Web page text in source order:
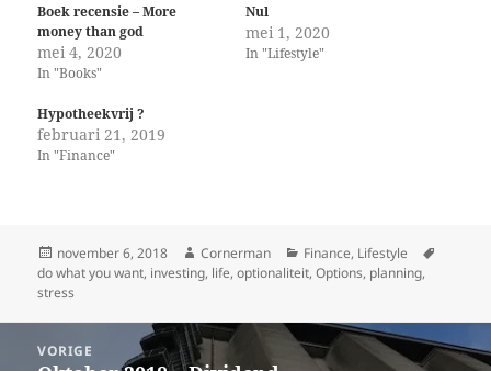
Boek recensie – More
money than god
mei 4, 2020
In "Books"
Nul
mei 1, 2020
In "Lifestyle"
Hypotheekvrij ?
februari 21, 2019
In "Finance"
Geplaatst
op
november 6, 2018 Auteur
Cornerman Categorieën
Finance, Lifestyle
do what you want, investing, life,optionaliteit,Options, planning,
stress
VORIGE